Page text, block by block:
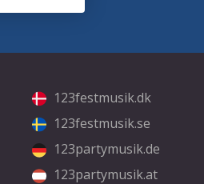
123festmusik.dk
123festmusik.se
123partymusik.de
123partymusik.at